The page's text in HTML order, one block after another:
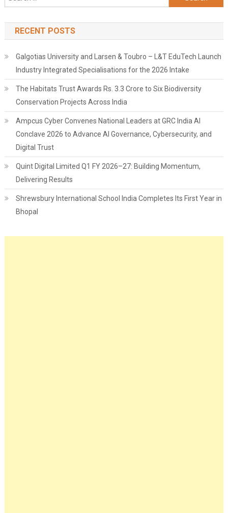
for:
RECENT POSTS
Galgotias University and Larsen & Toubro – L&T EduTech Launch
Industry Integrated Specialisations for the 2026 Intake
The Habitats Trust Awards Rs. 3.3 Crore to Six Biodiversity
Conservation Projects Across India
Ampcus Cyber Convenes National Leaders at GRC India AI
Conclave 2026 to Advance AI Governance, Cybersecurity, and
Digital Trust
Quint Digital Limited Q1 FY 2026–27: Building Momentum,
Delivering Results
Shrewsbury International School India Completes Its First Year in
Bhopal